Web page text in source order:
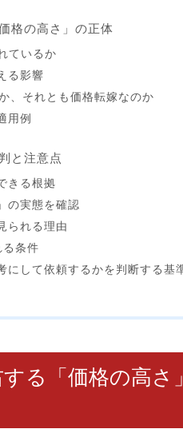
格の高さ」の正体
ているか
る影響
、それとも価格転嫁なのか
用例
と注意点
きる根拠
の実態を確認
られる理由
条件
にして依頼するかを判断する基
る「価格の高さ